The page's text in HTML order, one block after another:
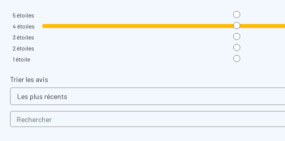
5étoiles
4 étoiles
3étoiles
2étoiles
1 étoile
Trier les avis